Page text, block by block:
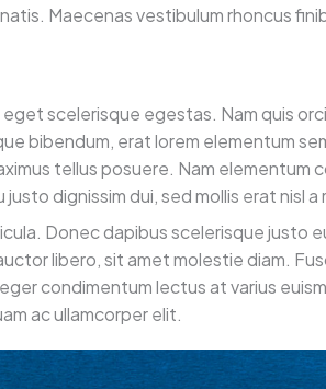
Maecenas vestibulum rhoncus
scelerisque egestas. Nam quis
bibendum, erat lorem elementum
tellus posuere. Nam elementum
dignissim dui, sed mollis erat nisl a
Donec dapibus scelerisque justo
libero, sit amet molestie diam.
condimentum lectus at varius
ac ullamcorper elit.